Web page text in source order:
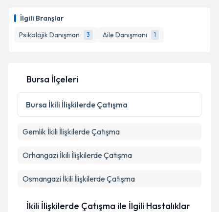
İlgili Branşlar
Psikolojik Danışman
3 Aile Danışmanı 1
takvim hazırlandığında e-posta ile bilgilendireceğiz.
E-posta Adresiniz
Kişisel verilerimin işlenmesine ilişkinAydınlatma
Metni'ni okudum ve kişisel verilerimin belirtilen
kapsamda işlenmesini kabul ediyorum.
Bursa İlçeleri
Bursa İkili İlişkilerde Çatışma
Gemlik İkili İlişkilerde Çatışma
Orhangazi İkili İlişkilerde Çatışma
Osmangazi İkili İlişkilerde Çatışma
İkili İlişkilerde Çatışma ile İlgili Hastalıklar